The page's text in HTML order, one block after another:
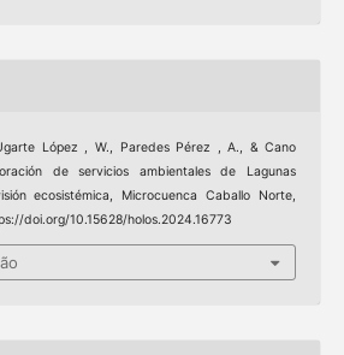
López , W., Paredes Pérez , A., & Cano
de servicios ambientales de Lagunas
ecosistémica, Microcuenca Caballo Norte,
doi.org/10.15628/holos.2024.16773